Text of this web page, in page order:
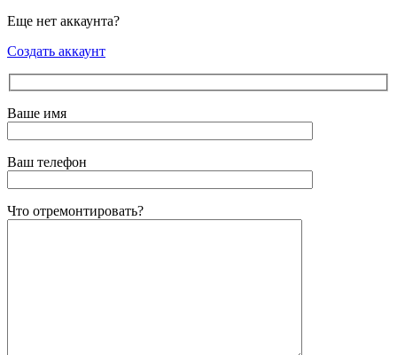
Еще нет аккаунта?
Создать аккаунт
Ваше имя
Ваш телефон
Что отремонтировать?